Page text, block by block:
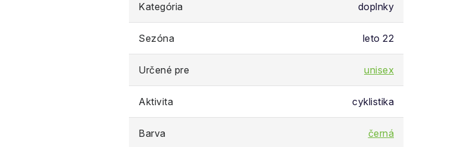
Kategória doplnky
Sezóna leto 22
Určené pre unisex
Aktivita cyklistika
Barva černá